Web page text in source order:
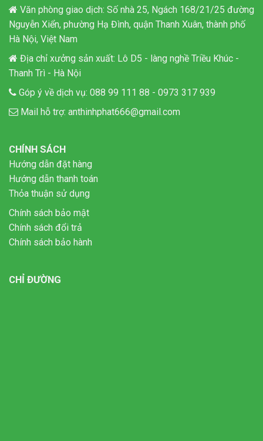
Văn phòng giao dịch: Số nhà 25, Ngách 168/21/25 đường
Nguyễn Xiển, phường Hạ Đình, quận Thanh Xuân, thành phố
Hà Nội, Việt Nam
Địa chỉ xưởng sản xuất: Lô D5 - làng nghề Triều Khúc -
Thanh Trì - Hà Nội
Góp ý về dịch vụ: 088 99 111 88 - 0973 317 939
Mail hỗ trợ: anthinhphat666@gmail.com
CHÍNH SÁCH
Hướng dẫn đặt hàng
Hướng dẫn thanh toán
Thỏa thuận sử dụng
Chính sách bảo mật
Chính sách đổi trả
Chính sách bảo hành
CHỈ ĐƯỜNG